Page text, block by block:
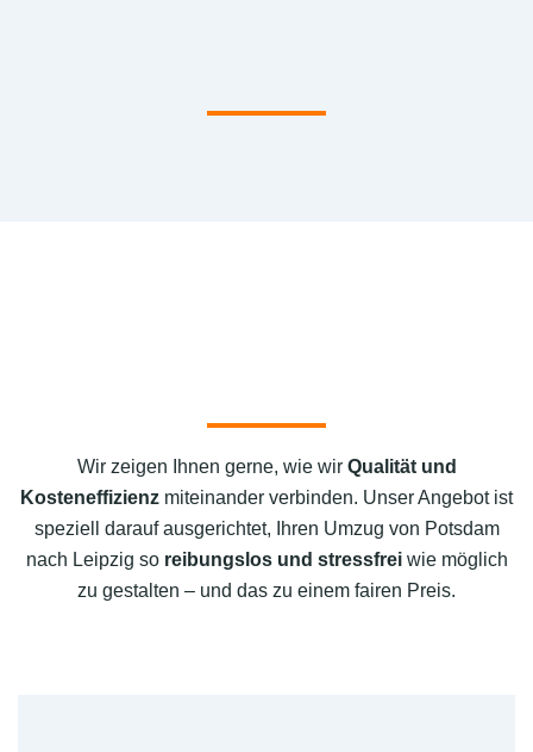
Wir zeigen Ihnen gerne, wie wir Qualität und
Kosteneffizienz miteinander verbinden. Unser Angebot ist
speziell darauf ausgerichtet, Ihren Umzug von Potsdam
nach Leipzig so reibungslos und stressfreiwie möglich
zu gestalten – und das zu einem fairen Preis.